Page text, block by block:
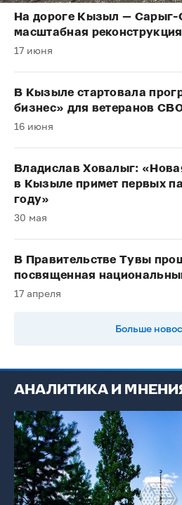
На дороге Кызыл — Сарыг-
масштабная реконструкция
17 июня
В Кызыле стартовала
бизнес» для ветеранов
16 июня
Владислав Ховалыг:
в Кызыле примет первых
году»
30 мая
В Правительстве Тувы
посвященная
17 апреля
Больше
АНАЛИТИКА И